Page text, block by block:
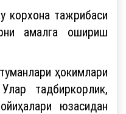
корхона тажрибаси
амалга ошириш
ҳокимлари
тадбиркорлик,
юзасидан